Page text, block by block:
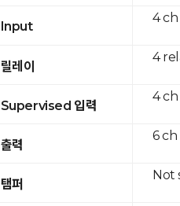
Input
릴레이
Supervised 입력
출력
탬퍼
4 ch
4
4 ch
6 ch
Not